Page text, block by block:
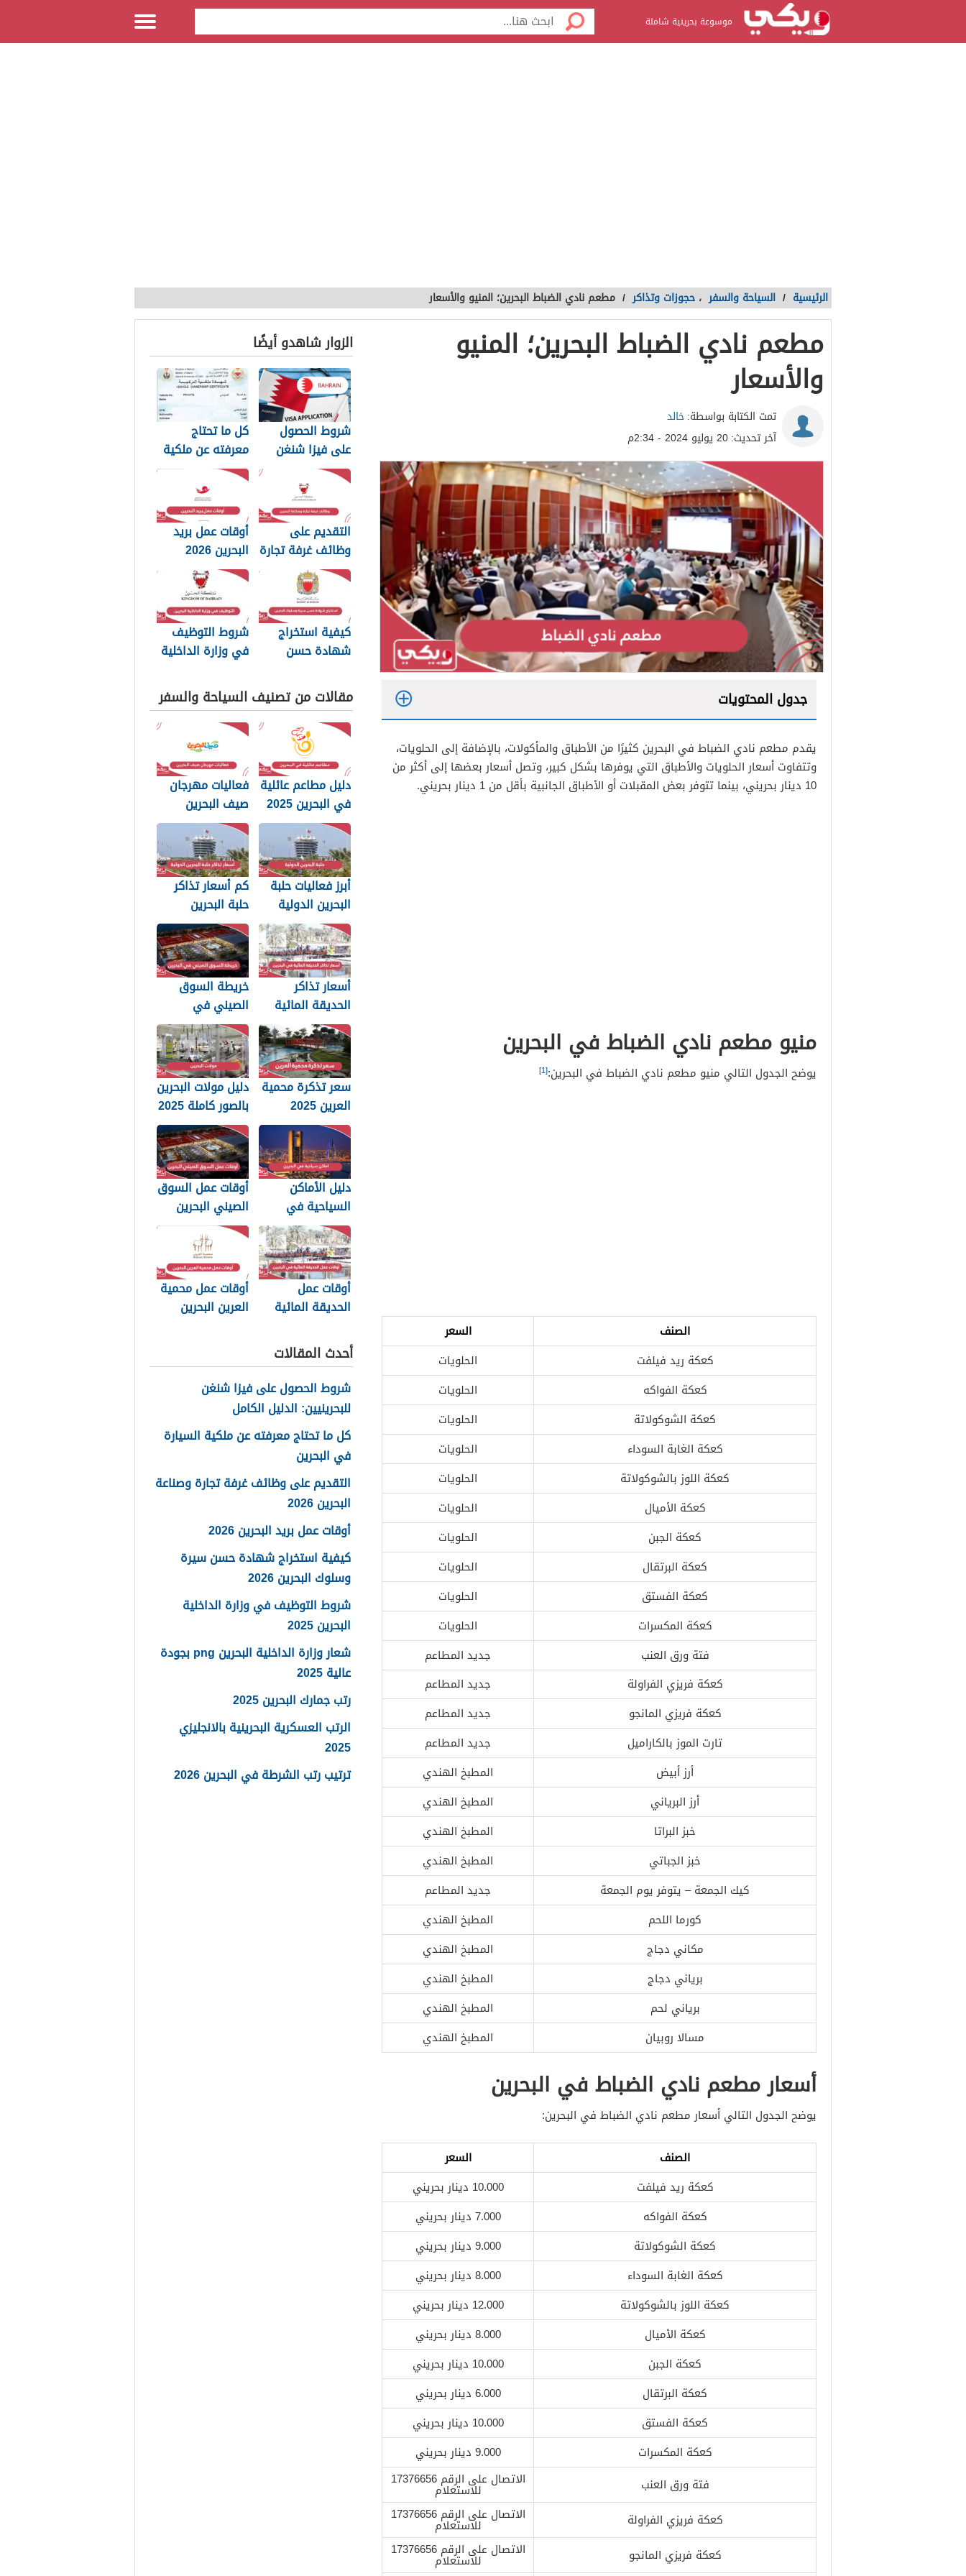
موسوعة بحرينية شاملة
الرئيسية / السياحة والسفر ، حجوزات وتذاكر / مطعم نادي الضباط البحرين؛ المنيو والأسعار
مطعم نادي الضباط البحرين؛ المنيو
والأسعار
تمت الكتابة بواسطة:خالد
آخر تحديث:20 يوليو 2024 - 2:34م
جدول المحتويات
2
يقدم مطعم نادي الضباط في البحرين كثيرًا من الأطباق والمأكولات، بالإضافة إلى الحلويات،
وتتفاوت أسعار الحلويات والأطباق التي يوفرها بشكل كبير، وتصل أسعار بعضها إلى أكثر من
10 دينار بحريني، بينما تتوفر بعض المقبلات أو الأطباق الجانبية بأقل من 1 دينار بحريني.
منيو مطعم نادي الضباط في البحرين
يوضح الجدول التالي منيو مطعم نادي الضباط في البحرين:[1]
الصنف
السعر
كعكة ريد فيلفت
الحلويات
كعكة الفواكه
الحلويات
كعكة الشوكولاتة
الحلويات
كعكة الغابة السوداء
الحلويات
كعكة اللوز بالشوكولاتة
الحلويات
كعكة الأميال
الحلويات
كعكة الجبن
الحلويات
كعكة البرتقال
الحلويات
كعكة الفستق
الحلويات
كعكة المكسرات
الحلويات
فتة ورق العنب
جديد المطاعم
كعكة فريزي الفراولة
جديد المطاعم
كعكة فريزي المانجو
جديد المطاعم
تارت الموز بالكاراميل
جديد المطاعم
أرز أبيض
المطبخ الهندي
أرز البرياني
المطبخ الهندي
خبز البراتا
المطبخ الهندي
خبز الجباتي
المطبخ الهندي
كيك الجمعة – يتوفر يوم الجمعة
جديد المطاعم
كورما اللحم
المطبخ الهندي
مكاني دجاج
المطبخ الهندي
برياني دجاج
المطبخ الهندي
برياني لحم
المطبخ الهندي
مسالا روبيان
المطبخ الهندي
أسعار مطعم نادي الضباط في البحرين
يوضح الجدول التالي أسعار مطعم نادي الضباط في البحرين:
الصنف
السعر
كعكة ريد فيلفت
10.000 دينار بحريني
كعكة الفواكه
7.000 دينار بحريني
كعكة الشوكولاتة
9.000 دينار بحريني
كعكة الغابة السوداء
8.000 دينار بحريني
كعكة اللوز بالشوكولاتة
12.000 دينار بحريني
كعكة الأميال
8.000 دينار بحريني
كعكة الجبن
10.000 دينار بحريني
كعكة البرتقال
6.000 دينار بحريني
كعكة الفستق
10.000 دينار بحريني
كعكة المكسرات
9.000 دينار بحريني
فتة ورق العنب
الاتصال على الرقم 17376656
للاستعلام
كعكة فريزي الفراولة
الاتصال على الرقم 17376656
للاستعلام
كعكة فريزي المانجو
الاتصال على الرقم 17376656
للاستعلام
الزوار شاهدو أيضًا
شروط الحصول
على فيزا شنغن
للبحرينيين: الدليل
الكامل
كل ما تحتاج
معرفته عن ملكية
السيارة في
البحرين
التقديم على
وظائف غرفة تجارة
وصناعة البحرين
2026
أوقات عمل بريد
البحرين 2026
كيفية استخراج
شهادة حسن
البحرين 2026
شروط التوظيف
في وزارة الداخلية
مقالات من تصنيف السياحة والسفر
دليل مطاعم عائلية
في البحرين 2025
فعاليات مهرجان
صيف البحرين
2025
أبرز فعاليات حلبة
البحرين الدولية
2025
كم أسعار تذاكر
حلبة البحرين
الدولية 2025
أسعار تذاكر
الحديقة المائية
في البحرين 2025
خريطة السوق
الصيني في
البحرين 2025
سعر تذكرة محمية
العرين 2025
دليل مولات البحرين
بالصور كاملة 2025
دليل الأماكن
السياحية في
البحرين 2025
أوقات عمل السوق
الصيني البحرين
مدينة التنين 2025
أوقات عمل
الحديقة المائية
أوقات عمل محمية
العرين البحرين
أحدث المقالات
شروط الحصول على فيزا شنغن
للبحرينيين: الدليل الكامل
كل ما تحتاج معرفته عن ملكية السيارة
في البحرين
التقديم على وظائف غرفة تجارة وصناعة
البحرين 2026
أوقات عمل بريد البحرين 2026
كيفية استخراج شهادة حسن سيرة
وسلوك البحرين 2026
شروط التوظيف في وزارة الداخلية
البحرين 2025
شعار وزارة الداخلية البحرين png بجودة
عالية 2025
رتب جمارك البحرين 2025
الرتب العسكرية البحرينية بالانجليزي
2025
ترتيب رتب الشرطة في البحرين 2026